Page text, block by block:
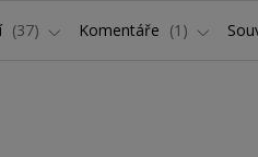
37 Komentáře 1